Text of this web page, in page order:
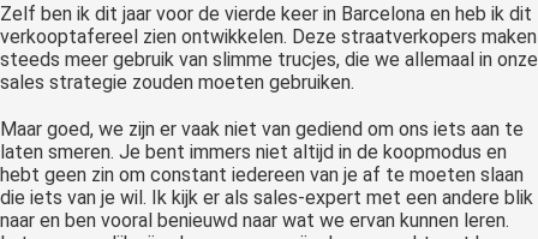
Zelf ben ik dit jaar voor de vierde keer in Barcelona en heb ik dit
verkooptafereel zien ontwikkelen. Deze straatverkopers maken
steeds meer gebruik van slimme trucjes, die we allemaal in onze
sales strategie zouden moeten gebruiken.
Maar goed, we zijn er vaak niet van gediend om ons iets aan te
laten smeren. Je bent immers niet altijd in de koopmodus en
hebt geen zin om constant iedereen van je af te moeten slaan
die iets van je wil. Ik kijk er als sales-expert met een andere blik
naar en ben vooral benieuwd naar wat we ervan kunnen leren.